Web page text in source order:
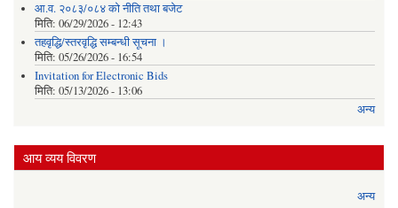
आ.व. २०८३/०८४ को नीति तथा बजेट
मिति: 06/29/2026 - 12:43
तहवृद्धि/स्तरवृद्धि सम्बन्धी सूचना ।
मिति: 05/26/2026 - 16:54
Invitation for Electronic Bids
मिति: 05/13/2026 - 13:06
अन्य
आय व्यय विवरण
अन्य